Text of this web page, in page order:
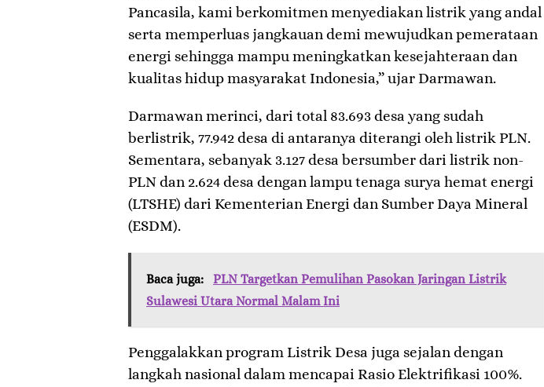
Pancasila, kami berkomitmen menyediakan listrik yang andal
serta memperluas jangkauan demi mewujudkan pemerataan
energi sehingga mampu meningkatkan kesejahteraan dan
kualitas hidup masyarakat Indonesia,” ujar Darmawan.
Darmawan merinci, dari total 83.693 desa yang sudah
berlistrik, 77.942 desa di antaranya diterangi oleh listrik PLN.
Sementara, sebanyak 3.127 desa bersumber dari listrik non-
PLN dan 2.624 desa dengan lampu tenaga surya hemat energi
(LTSHE) dari Kementerian Energi dan Sumber Daya Mineral
(ESDM).
Baca juga:
PLN Targetkan Pemulihan Pasokan Jaringan Listrik
Sulawesi Utara Normal Malam Ini
Penggalakkan program Listrik Desa juga sejalan dengan
langkah nasional dalam mencapai Rasio Elektrifikasi 100%.